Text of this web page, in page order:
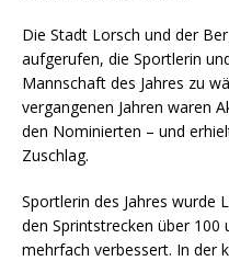
Die Stadt Lorsch und der
aufgerufen, die Sportlerin
Mannschaft des Jahres zu
vergangenen Jahren waren
den Nominierten – und
Zuschlag.
Sportlerin des Jahres wurde
den Sprintstrecken über
mehrfach verbessert. In der